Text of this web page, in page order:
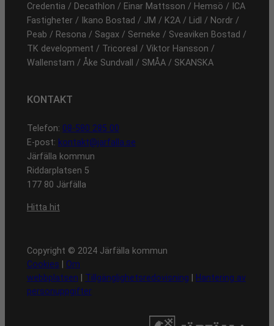
Credentia / Decathlon / Einar Mattsson / Hemsö / ICA
Fastigheter / Ikano Bostad / JM / K2A / Lidl / Nordr /
Peab / Resona / Sagax / Serneke / Sveaviken Bostad /
TK development / Tricoreal / Viktor Hansson /
Wallenstam / Åke Sundvall / SMÅA / SKANSKA
KONTAKT
Telefon: 08-580 285 00
E-post: kontakt@jarfalla.se
Järfälla kommun
Riddarplatsen 5
177 80 Järfälla
Hitta hit
Copyright © 2024 Järfälla kommun
Cookies
Om
webbplatsen
Tillgänglighetsredovisning
Hantering av
personuppgifter